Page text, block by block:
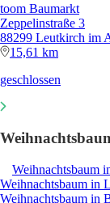
toom Baumarkt
Zeppelinstraße 3
88299 Leutkirch im
15,61 km
geschlossen
Weihnachtsbaum
Weihnachtsbaum in
Weihnachtsbaum in